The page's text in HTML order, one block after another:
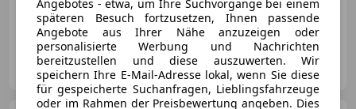
Onlinecars Vertriebs GmbH ZWNL Wien
AT-1020 Wien
Angebotes - etwa, um Ihre Suchvorgänge bei einem
späteren Besuch fortzusetzen, Ihnen passende
Angebote aus Ihrer Nähe anzuzeigen oder
personalisierte Werbung und Nachrichten
bereitzustellen und diese auszuwerten. Wir
speichern Ihre E-Mail-Adresse lokal, wenn Sie diese
für gespeicherte Suchanfragen, Lieblingsfahrzeuge
oder im Rahmen der Preisbewertung angeben. Dies